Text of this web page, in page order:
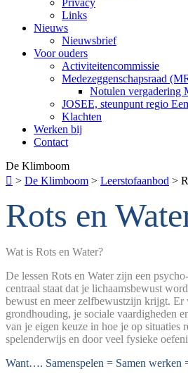
Privacy
Links
Nieuws
Nieuwsbrief
Voor ouders
Activiteitencommissie
Medezeggenschapsraad
Notulen vergadering
JOSEE, steunpunt regio
Klachten
Werken bij
Contact
De Klimboom
 > De Klimboom > Leerstofaanbod >
Rots en
Wat is Rots en Water?
De lessen Rots en Water zijn een
centraal staat dat je lichaamsbewust
bewust en meer zelfbewustzijn krijgt. Er
grondhouding, je sociale vaardigheden
van je eigen keuze in hoe je op situaties
spelenderwijs en door veel fysieke
Want…. Samenspelen = Samen werken